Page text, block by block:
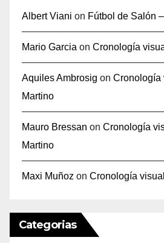
Albert Viani on Fútbol de Salón
Mario Garcia on Cronología
Aquiles Ambrosig on Cronología
Martino
Mauro Bressan on Cronología
Martino
Maxi Muñoz on Cronología
Categorias